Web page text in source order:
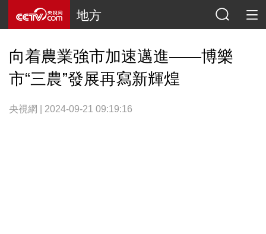
地方
向着農業強市加速邁進——博樂
市“三農”發展再寫新輝煌
央視網 | 2024-09-21 09:19:16